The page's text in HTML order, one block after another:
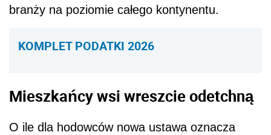
branży na poziomie całego kontynentu.
KOMPLET PODATKI 2026
Mieszkańcy wsi wreszcie odetchną
O ile dla hodowców nowa ustawa oznacza